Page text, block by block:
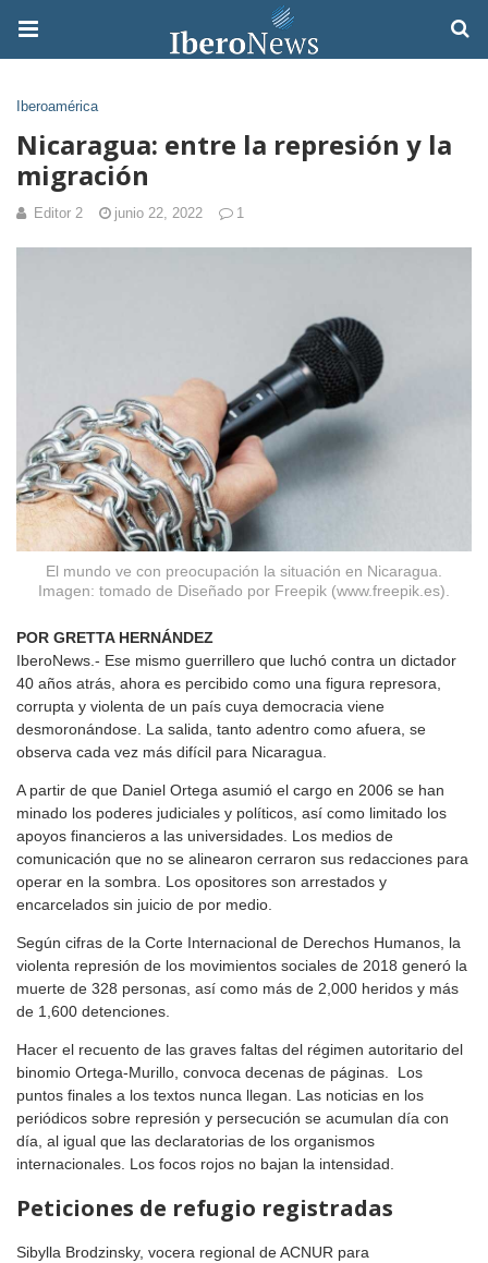
Iberoamérica
Nicaragua: entre la represión y la
migración
Editor 2 junio 22, 2022 1
El mundo ve con preocupación la situación en Nicaragua.
Imagen: tomado de Diseñado por Freepik (www.freepik.es).
POR GRETTA HERNÁNDEZ
IberoNews.- Ese mismo guerrillero que luchó contra un dictador
40 años atrás, ahora es percibido como una figura represora,
corrupta y violenta de un país cuya democracia viene
desmoronándose. La salida, tanto adentro como afuera, se
observa cada vez más difícil para Nicaragua.
A partir de que Daniel Ortega asumió el cargo en 2006 se han
minado los poderes judiciales y políticos, así como limitado los
apoyos financieros a las universidades. Los medios de
comunicación que no se alinearon cerraron sus redacciones para
operar en la sombra. Los opositores son arrestados y
encarcelados sin juicio de por medio.
Según cifras de la Corte Internacional de Derechos Humanos, la
violenta represión de los movimientos sociales de 2018 generó la
muerte de 328 personas, así como más de 2,000 heridos y más
de 1,600 detenciones.
Hacer el recuento de las graves faltas del régimen autoritario del
binomio Ortega-Murillo, convoca decenas de páginas. Los
puntos finales a los textos nunca llegan. Las noticias en los
periódicos sobre represión y persecución se acumulan día con
día, al igual que las declaratorias de los organismos
internacionales. Los focos rojos no bajan la intensidad.
Peticiones de refugio registradas
Sibylla Brodzinsky, vocera regional de ACNUR para